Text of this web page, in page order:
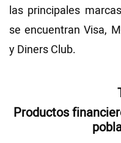
las principales
se encuentran Visa,
y Diners Club.
Productos